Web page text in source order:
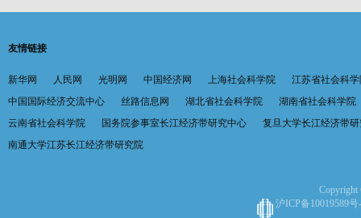
友情链接
新华网 人民网 光明网 中国经济网 上海社会科学院
江苏省社会科
中国国际经济交流中心
丝路信息网 湖北省社会科学院
湖南省社会科学院
云南省社会科学院
国务院参事室长江经济带研究中心
复旦大学长江经济带
南通大学江苏长江经济带研究院
Copyright
沪ICP备10019589